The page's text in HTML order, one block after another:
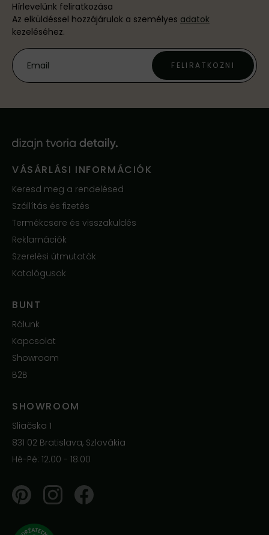
Hírlevelünk feliratkozása
Az elküldéssel hozzájárulok a személyes adatok
kezeléséhez.
FELIRATKOZNI
VÁSÁRLÁSI INFORMÁCIÓK
Keresd meg a rendelésed
Szállítás és fizetés
Termékcsere és visszaküldés
Reklamációk
Szerelési útmutatók
Katalógusok
BUNT
Rólunk
Kapcsolat
Showroom
B2B
SHOWROOM
Sliačska 1
831 02 Bratislava, Szlovákia
Hé-Pé: 12.00 - 18.00
PinterestInstagramFacebook